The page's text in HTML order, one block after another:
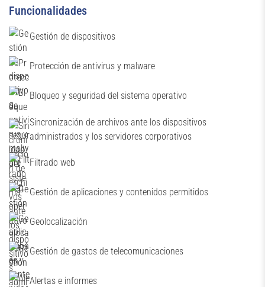
Funcionalidades
Gestión de dispositivos
Protección de antivirus y malware
Bloqueo y seguridad del sistema operativo
Sincronización de archivos ante los dispositivos
administrados y los servidores corporativos
Filtrado web
Gestión de aplicaciones y contenidos permitidos
Geolocalización
Gestión de gastos de telecomunicaciones
Alertas e informes